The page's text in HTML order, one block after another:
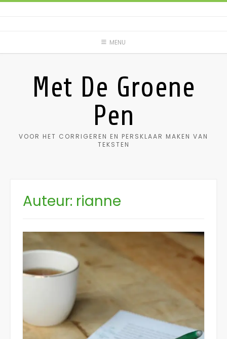
Spring
MENU
Met De Groene
Pen
VOOR HET CORRIGEREN EN PERSKLAAR MAKEN VAN
TEKSTEN
Auteur: rianne